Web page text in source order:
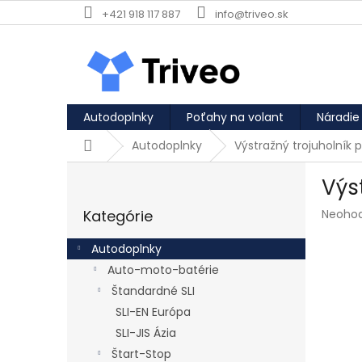
Prejsť na obsah +421 918 117 887 info@triveo.sk
Autodoplnky Poťahy na volant
DomovAutodoplnky Výstražný trojuholník
Kategórie
Autodoplnky
Auto-moto-batérie
Štandardné SLI
SLI-EN Európa
SLI-JIS Ázia
Štart-Stop